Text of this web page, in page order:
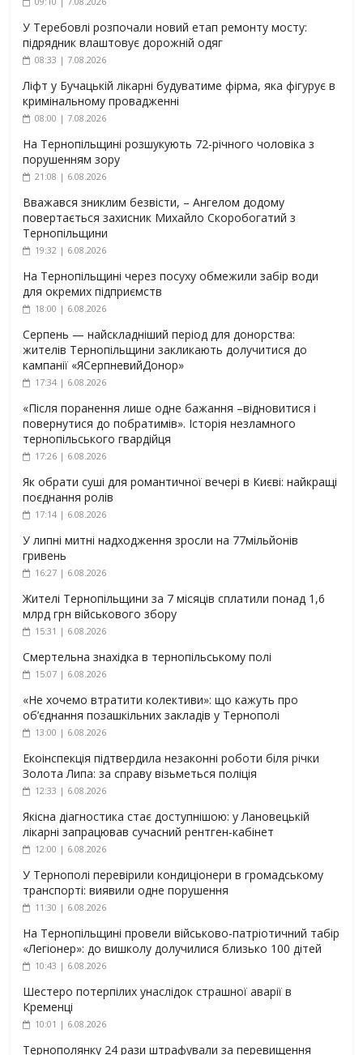
У Теребовлі розпочали новий етап ремонту мосту:
підрядник влаштовує дорожній одяг
08:33 | 7.08.2026
Ліфт у Бучацькій лікарні будуватиме фірма, яка фігурує в
кримінальному провадженні
08:00 | 7.08.2026
На Тернопільщині розшукують 72-річного чоловіка з
порушенням зору
21:08 | 6.08.2026
Вважався зниклим безвісти, – Ангелом додому
повертається захисник Михайло Скоробогатий з
Тернопільщини
19:32 | 6.08.2026
На Тернопільщині через посуху обмежили забір води
для окремих підприємств
18:00 | 6.08.2026
Серпень — найскладніший період для донорства:
жителів Тернопільщини закликають долучитися до
кампанії «ЯСерпневийДонор»
17:34 | 6.08.2026
«Після поранення лише одне бажання –відновитися і
повернутися до побратимів». Історія незламного
тернопільського гвардійця
17:26 | 6.08.2026
Як обрати суші для романтичної вечері в Києві: найкращі
поєднання ролів
17:14 | 6.08.2026
У липні митні надходження зросли на 77мільйонів
гривень
16:27 | 6.08.2026
Жителі Тернопільщини за 7 місяців сплатили понад 1,6
млрд грн військового збору
15:31 | 6.08.2026
Смертельна знахідка в тернопільському полі
15:07 | 6.08.2026
«Не хочемо втратити колективи»: що кажуть про
об’єднання позашкільних закладів у Тернополі
13:00 | 6.08.2026
Екоінспекція підтвердила незаконні роботи біля річки
Золота Липа: за справу візьметься поліція
12:33 | 6.08.2026
Якісна діагностика стає доступнішою: у Лановецькій
лікарні запрацював сучасний рентген-кабінет
12:00 | 6.08.2026
У Тернополі перевірили кондиціонери в громадському
транспорті: виявили одне порушення
11:30 | 6.08.2026
На Тернопільщині провели військово-патріотичний табір
«Легіонер»: до вишколу долучилися близько 100 дітей
10:43 | 6.08.2026
Шестеро потерпілих унаслідок страшної аварії в
Кременці
10:01 | 6.08.2026
Тернополянку 24 рази штрафували за перевищення